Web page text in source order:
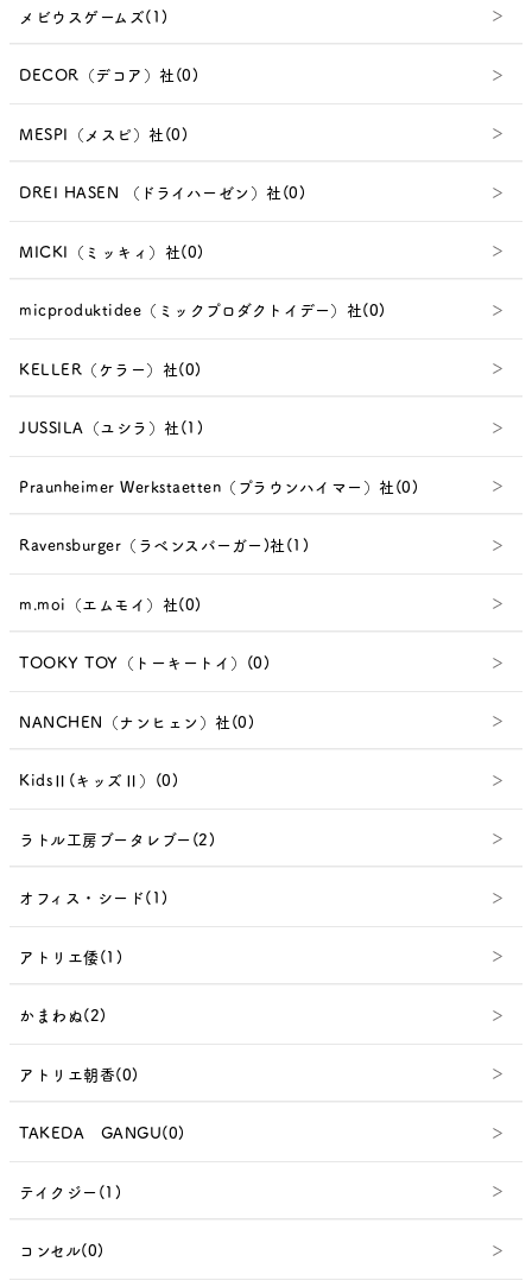
メビウスゲームズ(1)
DECOR（デコア）社(0)
MESPI（メスピ）社(0)
DREI HASEN （ドライハーゼン）社(0)
MICKI（ミッキィ）社(0)
micproduktidee（ミックプロダクトイデー）社(0)
KELLER（ケラー）社(0)
JUSSILA（ユシラ）社(1)
Praunheimer Werkstaetten（プラウンハイマー）社(0)
Ravensburger（ラベンスバーガー)社(1)
m.moi（エムモイ）社(0)
TOOKY TOY（トーキートイ）(0)
NANCHEN（ナンヒェン）社(0)
KidsⅡ(キッズⅡ）(0)
ラトル工房ブータレブー(2)
オフィス・シード(1)
アトリエ倭(1)
かまわぬ(2)
アトリエ朝香(0)
TAKEDA GANGU(0)
テイクジー(1)
コンセル(0)